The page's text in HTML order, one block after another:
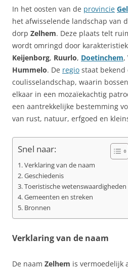
In het oosten van de provincie
het afwisselende landschap van
dorp Zelhem. Deze plaats telt
wordt omringd door
Keijenborg, Ruurlo, Doetinchem,
Hummelo. De regio staat bekend
coulisselandschap, waarin
elkaar in een mozaïekachtig
een aantrekkelijke bestemming
van rust, natuur, erfgoed en
Snel naar:
Verklaring van de naam
Geschiedenis
Toeristische wetenswaardigheden
Gemeenten en streken
Bronnen
Verklaring van de naam
De naam Zelhem is vermoedelijk